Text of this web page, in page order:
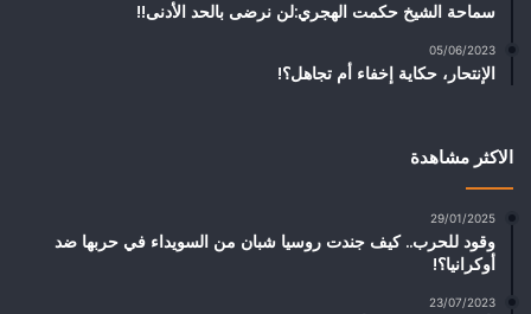
سماحة الشيخ حكمت الهجري:لن نرضى بالحد الأدنى!!
05/06/2023
الإنتحار، حكاية إخفاء أم تجاهل؟!
الاكثر مشاهدة
29/01/2025
وقود للحرب.. كيف جندت روسيا شبان من السويداء في حربها ضد
أوكرانيا؟!
23/07/2023